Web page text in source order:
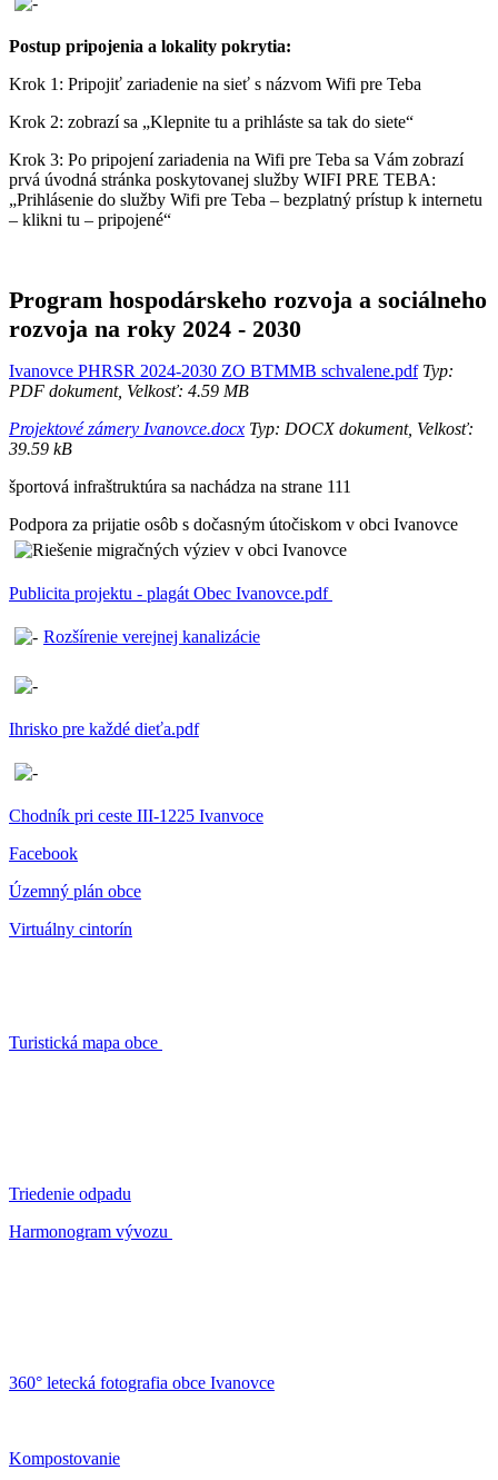
Postup pripojenia a lokality pokrytia:
Krok 1: Pripojiť zariadenie na sieť s názvom Wifi pre Teba
Krok 2: zobrazí sa „Klepnite tu a prihláste sa tak do siete“
Krok 3: Po pripojení zariadenia na Wifi pre Teba sa Vám zobrazí
prvá úvodná stránka poskytovanej služby WIFI PRE TEBA:
„Prihlásenie do služby Wifi pre Teba – bezplatný prístup k internetu
– klikni tu – pripojené“
Program hospodárskeho rozvoja a sociálneho
rozvoja na roky 2024 - 2030
Ivanovce PHRSR 2024-2030 ZO BTMMB schvalene.pdfTyp:
PDF dokument, Velkosť: 4.59 MB
Projektové zámery Ivanovce.docx Typ: DOCX dokument, Velkosť:
39.59 kB
športová infraštruktúra sa nachádza na strane 111
Podpora za prijatie osôb s dočasným útočiskom v obci Ivanovce
Publicita projektu - plagát Obec Ivanovce.pdf
Rozšírenie verejnej kanalizácie
Ihrisko pre každé dieťa.pdf
Chodník pri ceste III-1225 Ivanvoce
Facebook
Územný plán obce
Virtuálny cintorín
Turistická mapa obce
Triedenie odpadu
Harmonogram vývozu
360° letecká fotografia obce Ivanovce
Kompostovanie